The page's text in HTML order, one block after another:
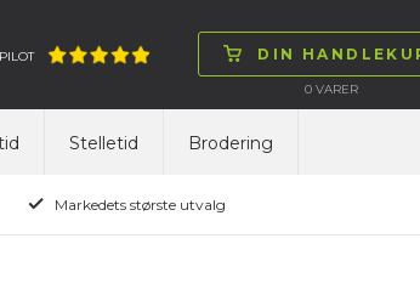
DIN
0VARER
Stelletid Brodering
Markedets største utvalg